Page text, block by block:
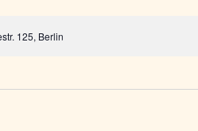
125, Berlin